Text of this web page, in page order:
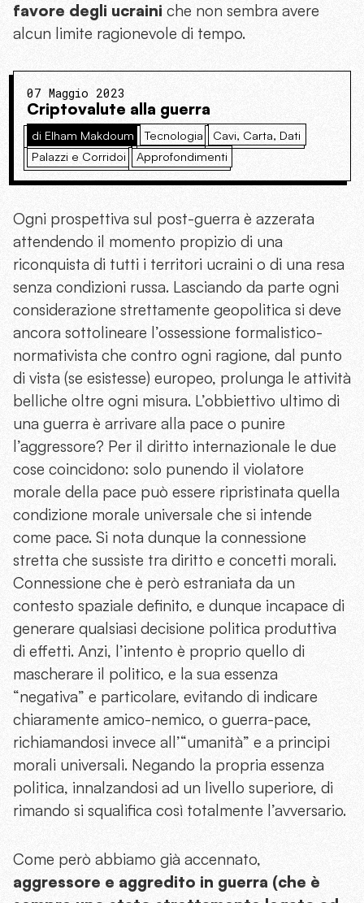
favore degli ucraini che non sembra avere
alcun limite ragionevole di tempo.
07 Maggio 2023
Criptovalute alla guerra
di Elham Makdoum Tecnologia
Cavi, Carta, Dati
Palazzi e Corridoi
Approfondimenti
Ogni prospettiva sul post-guerra è azzerata
attendendo il momento propizio di una
riconquista di tutti i territori ucraini o di una resa
senza condizioni russa. Lasciando da parte ogni
considerazione strettamente geopolitica si deve
ancora sottolineare l’ossessione formalistico-
normativista che contro ogni ragione, dal punto
di vista (se esistesse) europeo, prolunga le attività
belliche oltre ogni misura. L’obbiettivo ultimo di
una guerra è arrivare alla pace o punire
l’aggressore? Per il diritto internazionale le due
cose coincidono: solo punendo il violatore
morale della pace può essere ripristinata quella
condizione morale universale che si intende
come pace. Si nota dunque la connessione
stretta che sussiste tra diritto e concetti morali.
Connessione che è però estraniata da un
contesto spaziale definito, e dunque incapace di
generare qualsiasi decisione politica produttiva
di effetti. Anzi, l’intento è proprio quello di
mascherare il politico, e la sua essenza
“negativa” e particolare, evitando di indicare
chiaramente amico-nemico, o guerra-pace,
richiamandosi invece all’“umanità” e a principi
morali universali. Negando la propria essenza
politica, innalzandosi ad un livello superiore, di
rimando si squalifica così totalmente l’avversario.
Come però abbiamo già accennato,
aggressore e aggredito in guerra (che è